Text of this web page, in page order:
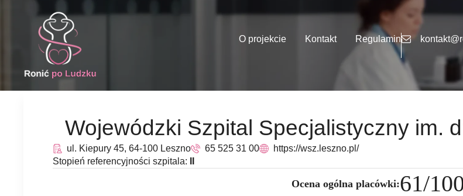
O projekcie Kontakt Regulamin
Wojewódzki Szpital Specjalistyczny im.
ul. Kiepury 45, 64-100 Leszno 65 525 31 00
https://wsz.leszno.pl/
Stopień referencyjności szpitala:
Ocena ogólna placówki:61/